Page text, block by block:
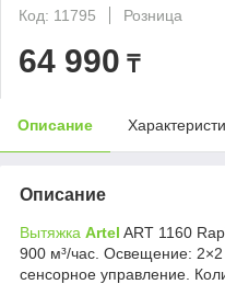
Код: 11795
Розница
64 990 ₸
Описание
Описание
Вытяжка Artel ART 1160
900 м³/час. Освещение: 2×2
сенсорное управление.